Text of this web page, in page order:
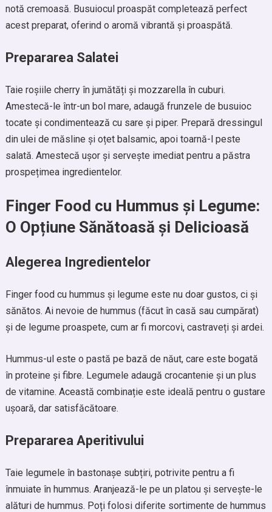
notă cremoasă. Busuiocul proaspăt completează perfect
acest preparat, oferind o aromă vibrantă și proaspătă.
Prepararea Salatei
Taie roșiile cherry în jumătăți și mozzarella în cuburi.
Amestecă-le într-un bol mare, adaugă frunzele de busuioc
tocate și condimentează cu sare și piper. Prepară dressingul
din ulei de măsline și oțet balsamic, apoi toarnă-l peste
salată. Amestecă ușor și servește imediat pentru a păstra
prospețimea ingredientelor.
Finger Food cu Hummus și Legume:
O Opțiune Sănătoasă și Delicioasă
Alegerea Ingredientelor
Finger food cu hummus și legume este nu doar gustos, ci și
sănătos. Ai nevoie de hummus (făcut în casă sau cumpărat)
și de legume proaspete, cum ar fi morcovi, castraveți și ardei.
Hummus-ul este o pastă pe bază de năut, care este bogată
în proteine și fibre. Legumele adaugă crocantenie și un plus
de vitamine. Această combinație este ideală pentru o gustare
ușoară, dar satisfăcătoare.
Prepararea Aperitivului
Taie legumele în bastonașe subțiri, potrivite pentru a fi
înmuiate în hummus. Aranjează-le pe un platou și servește-le
alături de hummus. Poți folosi diferite sortimente de hummus